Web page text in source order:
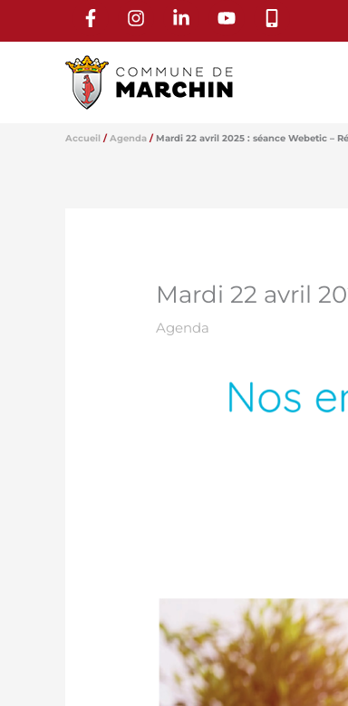
Accueil Agenda Mardi 22 avril 2025 : séance Webetic –
Mardi 22 avril
Agenda